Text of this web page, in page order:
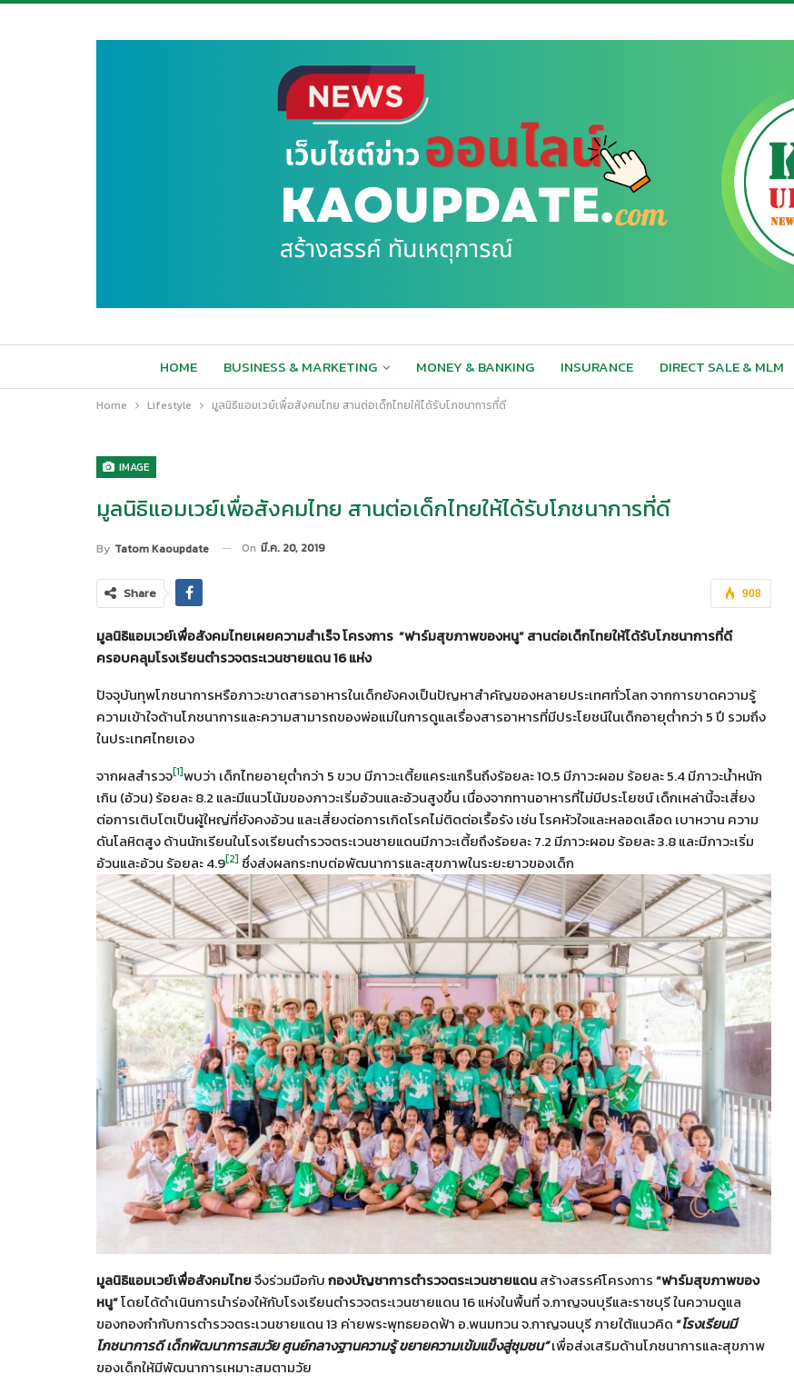
HOME BUSINESS & MARKETING MONEY & BANKING INSURANCE DIRECT SALE & MLM
Home Lifestyle มูลนิธิแอมเวย์เพื่อสังคมไทย สานต่อเด็กไทยให้ได้รับโภชนาการที่ดี
IMAGE
มูลนิธิแอมเวย์เพื่อสังคมไทย สานต่อเด็กไทยให้ได้รับโภชนาการที่ดี
By Tatom Kaoupdate On มี.ค. 20, 2019
908
Share
มูลนิธิแอมเวย์เพื่อสังคมไทยเผยความสำเร็จโครงการ “ฟาร์มสุขภาพของหนู” สานต่อเด็กไทยให้ได้รับโภชนาการที่ดี
ครอบคลุมโรงเรียนตำรวจตระเวนชายแดน16 แห่ง
ปัจจุบันทุพโภชนาการหรือภาวะขาดสารอาหารในเด็กยังคงเป็นปัญหาสำคัญของหลายประเทศทั่วโลก จากการขาดความรู้
ความเข้าใจด้านโภชนาการและความสามารถของพ่อแม่ในการดูแลเรื่องสารอาหารที่มีประโยชน์ในเด็กอายุต่ำกว่า 5 ปี รวมถึง
ในประเทศไทยเอง
จากผลสำรวจ[1]พบว่า เด็กไทยอายุต่ำกว่า 5 ขวบ มีภาวะเตี้ยแคระแกร็นถึงร้อยละ 10.5 มีภาวะผอม ร้อยละ 5.4 มีภาวะน้ำหนัก
เกิน (อ้วน) ร้อยละ 8.2 และมีแนวโน้มของภาวะเริ่มอ้วนและอ้วนสูงขึ้น เนื่องจากทานอาหารที่ไม่มีประโยชน์ เด็กเหล่านี้จะเสี่ยง
ต่อการเติบโตเป็นผู้ใหญ่ที่ยังคงอ้วน และเสี่ยงต่อการเกิดโรคไม่ติดต่อเรื้อรัง เช่น โรคหัวใจและหลอดเลือด เบาหวาน ความ
ดันโลหิตสูง ด้านนักเรียนในโรงเรียนตำรวจตระเวนชายแดนมีภาวะเตี้ยถึงร้อยละ 7.2 มีภาวะผอม ร้อยละ 3.8 และมีภาวะเริ่ม
อ้วนและอ้วน ร้อยละ 4.9[2] ซึ่งส่งผลกระทบต่อพัฒนาการและสุขภาพในระยะยาวของเด็ก
มูลนิธิแอมเวย์เพื่อสังคมไทยจึงร่วมมือกับกองบัญชาการตำรวจตระเวนชายแดนสร้างสรรค์โครงการ“ฟาร์มสุขภาพของ
หนู”โดยได้ดำเนินการนำร่องให้กับโรงเรียนตำรวจตระเวนชายแดน 16 แห่งในพื้นที่ จ.กาญจนบุรีและราชบุรี ในความดูแล
ของกองกำกับการตำรวจตระเวนชายแดน 13 ค่ายพระพุทธยอดฟ้า อ.พนมทวน จ.กาญจนบุรี ภายใต้แนวคิด“โรงเรียนมี
โภชนาการดี เด็กพัฒนาการสมวัย ศูนย์กลางฐานความรู้ ขยายความเข้มแข็งสู่ชุมชน”เพื่อส่งเสริมด้านโภชนาการและสุขภาพ
ของเด็กให้มีพัฒนาการเหมาะสมตามวัย